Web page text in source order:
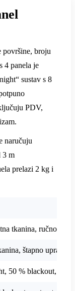
površine, broju
4 panela je
sustav s 8
PDV,
naručuju
3 m
prelazi 2 kg i
tkanina, ručno
štapno
50 % blackout,